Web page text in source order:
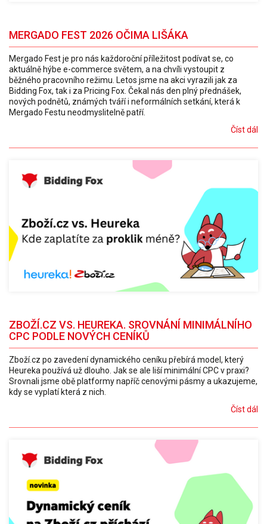
MERGADO FEST 2026 OČIMA LIŠÁKA
Mergado Fest je pro nás každoroční příležitost podívat se, co
aktuálně hýbe e-commerce světem, a na chvíli vystoupit z
běžného pracovního režimu. Letos jsme na akci vyrazili jak za
Bidding Fox, tak i za Pricing Fox. Čekal nás den plný přednášek,
nových podnětů, známých tváří i neformálních setkání, která k
Mergado Festu neodmyslitelně patří.
Číst dál
ZBOŽÍ.CZ VS. HEUREKA. SROVNÁNÍ MINIMÁLNÍHO
CPC PODLE NOVÝCH CENÍKŮ
Zboží.cz po zavedení dynamického ceníku přebírá model, který
Heureka používá už dlouho. Jak se ale liší minimální CPC v praxi?
Srovnali jsme obě platformy napříč cenovými pásmy a ukazujeme,
kdy se vyplatí která z nich.
Číst dál